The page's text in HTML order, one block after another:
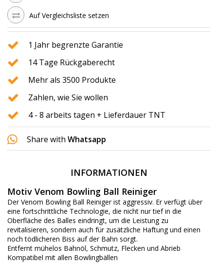
Auf Vergleichsliste setzen
1 Jahr begrenzte Garantie
14 Tage Rückgaberecht
Mehr als 3500 Produkte
Zahlen, wie Sie wollen
4 - 8 arbeits tagen + Lieferdauer TNT
Share with Whatsapp
INFORMATIONEN
Motiv Venom Bowling Ball Reiniger
Der Venom Bowling Ball Reiniger ist aggressiv. Er verfügt über
eine fortschrittliche Technologie, die nicht nur tief in die
Oberfläche des Balles eindringt, um die Leistung zu
revitalisieren, sondern auch für zusätzliche Haftung und einen
noch tödlicheren Biss auf der Bahn sorgt.
Entfernt mühelos Bahnöl, Schmutz, Flecken und Abrieb
Kompatibel mit allen Bowlingbällen